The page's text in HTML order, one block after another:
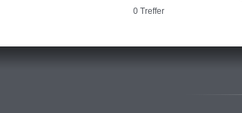
0 Treffer